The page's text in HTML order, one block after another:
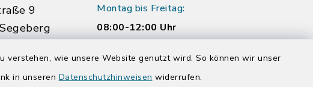
verstehen, wie unsere Website genutzt wird. So können wir unser
in unseren Datenschutzhinweisen widerrufen.
9
0
111
Montag bis Freitag:
08:00-12:00 Uhr
Donnerstag zusätzlich:
14:00-17:00 Uhr